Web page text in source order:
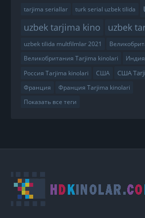
tarjima seriallar turk serial uzbek tilida
uzbek tarjima kino uzbek
uzbek tilida multfilmlar 2021
Великобритания Tarjima kinolari
Россия Tarjima kinolari
США США
Франция
Франция Tarjima kinolari
Показать все теги